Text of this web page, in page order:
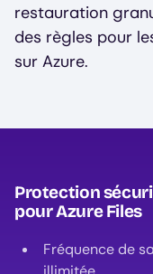
restauration
des règles pour
sur Azure.
Protection
pour Azure Files
Fréquence de